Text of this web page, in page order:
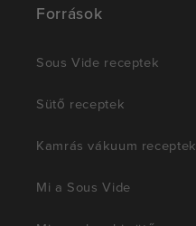
Források
Sous Vide receptek
Sütő receptek
Kamrás vákuum receptek
Mi a Sous Vide